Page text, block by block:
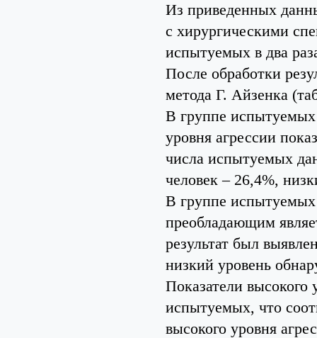
Из приведенных
с хирургическими
испытуемых в два
После обработки
метода Г. Айзенка
В группе испытуемых
уровня агрессии
числа испытуемых
человек – 26,4%,
В группе
преобладающим
результат был
низкий уровень
Показатели
испытуемых, что
высокого уровня